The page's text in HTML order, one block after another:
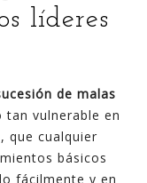
líderes
de malas
vulnerable en
, que cualquier
básicos
fácilmente y en